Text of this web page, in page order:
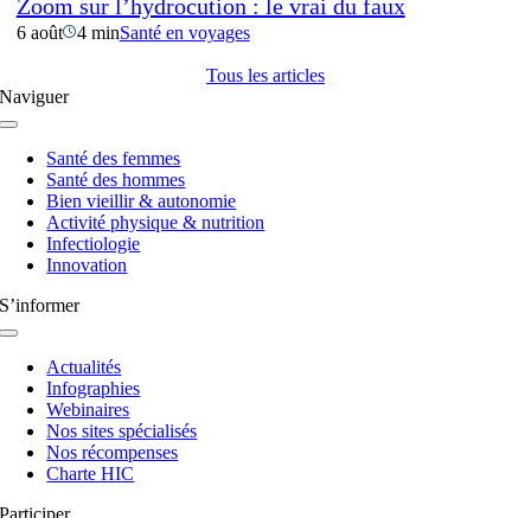
Zoom sur l’hydrocution : le vrai du faux
6 août 4 minSanté en voyages
Tous les articles
Naviguer
Navigation
basculeSanté des femmes
Santé des hommes
Bien vieillir & autonomie
Activité physique & nutrition
Infectiologie
Innovation
S’informer
Navigation
basculeActualités
Infographies
Webinaires
Nos sites spécialisés
Nos récompenses
Charte HIC
Participer